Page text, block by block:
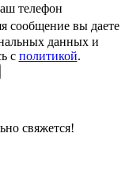
телефон
сообщение вы даете
данных и
с политикой.
свяжется!